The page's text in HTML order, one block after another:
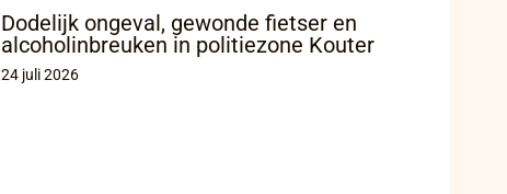
Dodelijk ongeval, gewonde fietser en
alcoholinbreuken in politiezone Kouter
24 juli 2026